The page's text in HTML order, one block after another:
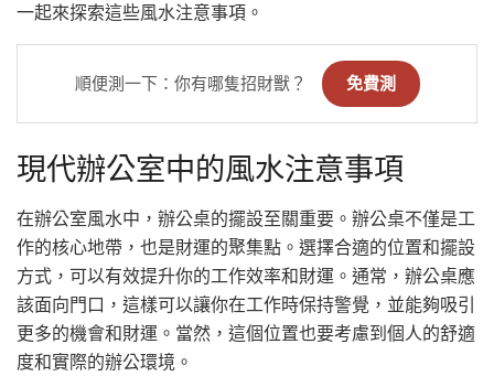
一起來探索這些風水注意事項。
順便測一下：你有哪隻招財獸？ 免費測
現代辦公室中的風水注意事項
在辦公室風水中，辦公桌的擺設至關重要。辦公桌不僅是工
作的核心地帶，也是財運的聚集點。選擇合適的位置和擺設
方式，可以有效提升你的工作效率和財運。通常，辦公桌應
該面向門口，這樣可以讓你在工作時保持警覺，並能夠吸引
更多的機會和財運。當然，這個位置也要考慮到個人的舒適
度和實際的辦公環境。